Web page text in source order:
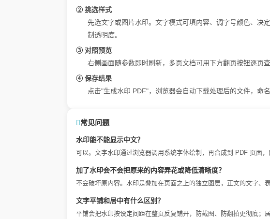
② 挑选样式
先选文字或图片水印。文字模式可填内容、调字号颜色、决
制透明度。
③ 对照预览
右侧画面随参数即时刷新，多页文档可用下方翻页按钮逐页
④ 保存结果
点击"生成水印 PDF"，浏览器会自动下载处理后的文件，命
常见问题
水印能不能显示中文？
可以。文字水印通过浏览器调用系统字体绘制，再合成到 PDF 页面
加了水印会不会把原来的内容弄花或降低清晰度？
不会破坏原内容。水印是叠加在页面之上的独立图层，正文的文字、
文字平铺和居中有什么区别？
平铺会把水印按设定间距在整页反复铺开，防截图、防翻拍更彻底；